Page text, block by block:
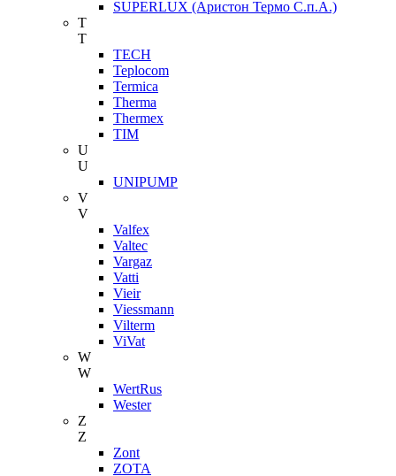
SUPERLUX (Аристон Термо С.п.А.)
T
T
TECH
Teplocom
Termica
Therma
Thermex
TIM
U
U
UNIPUMP
V
V
Valfex
Valtec
Vargaz
Vatti
Vieir
Viessmann
Vilterm
ViVat
W
W
WertRus
Wester
Z
Z
Zont
ZOTA